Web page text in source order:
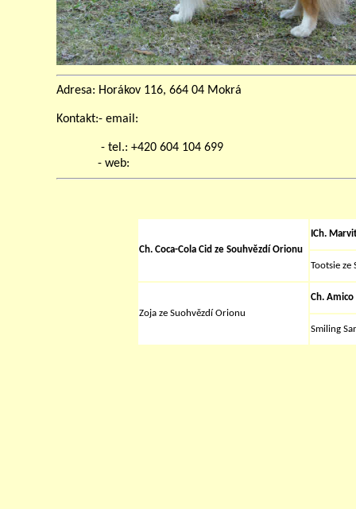
Adresa: Horákov 116, 664 04 Mokrá
Kontakt:- email:
- tel.: +420 604 104 699
- web:
Ch. Coca-Cola Cid ze Souhvězdí Orionu
ICh.
Tootsie ze
Zoja ze Suohvězdí Orionu
Ch. Amico
Smiling